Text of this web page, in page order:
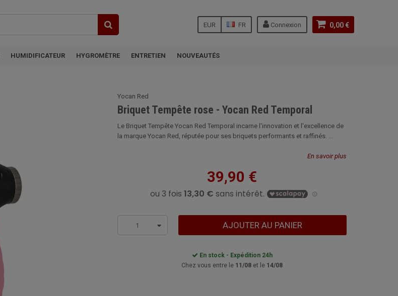
0,00 €
Connexion
FR
EUR
HUMIDIFICATEUR HYGROMÈTRE ENTRETIEN NOUVEAUTÉS
Yocan Red
Briquet Tempête rose - Yocan Red Temporal
Le Briquet Tempête Yocan Red Temporal incarne l'innovation et l'excellence de
la marque Yocan Red, réputée pour ses briquets performants et raffinés. ...
En savoir plus
39,90 €
1 AJOUTER AU PANIER
En stock - Expédition 24h
Chez vous entre le 11/08 et le 14/08